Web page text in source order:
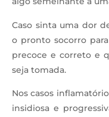
Caso sinta uma dor
o pronto socorro
precoce e correto e
seja tomada.
Nos casos
insidiosa e